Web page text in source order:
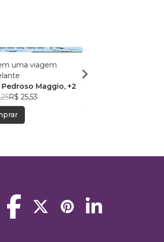
uma viagem
Maggio, +2
R$ 25,53
Maria Madalena Silva